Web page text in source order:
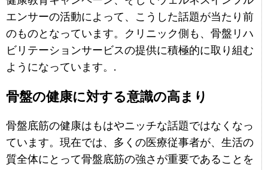
エンサーの活動によって、こうした話題が当たり前
のものとなっています。クリニック側も、骨盤リハ
ビリテーションサービスの提供に積極的に取り組む
ようになっています。.
骨盤の健康に対する意識の高まり
骨盤底筋の健康はもはやニッチな話題ではなくなっ
ています。現在では、多くの医療従事者が、生活の
質全体にとって骨盤底筋の強さが重要であることを